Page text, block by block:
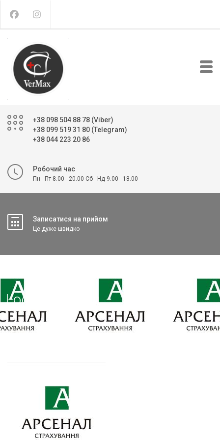
+38 098 504 88 78 (Viber)
+38 099 519 31 80 (Telegram)
+38 044 223 20 86
Робочий час
Пн - Пт 8.00 - 20.00 Сб - Нд 9.00 - 18.00
Записатися на прийом
Це дуже швидко
Logo_Арсенал